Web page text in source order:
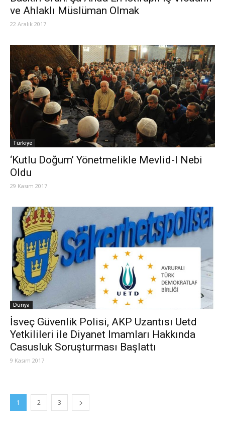
ve Ahlaklı Müslüman Olmak
22 Aralık 2017
Türkiye
‘Kutlu Doğum’ Yönetmelikle Mevlid-I Nebi
Oldu
29 Kasım 2017
Dünya
İsveç Güvenlik Polisi, AKP Uzantısı Uetd
Yetkilileri ile Diyanet Imamları Hakkında
Casusluk Soruşturması Başlattı
9 Kasım 2017
1 2 3